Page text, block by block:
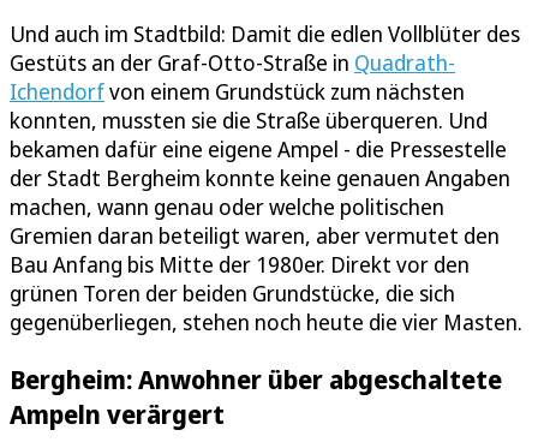
Und auch im Stadtbild: Damit die edlen Vollblüter des
Gestüts an der Graf-Otto-Straße in Quadrath-
Ichendorfvon einem Grundstück zum nächsten
konnten, mussten sie die Straße überqueren. Und
bekamen dafür eine eigene Ampel - die Pressestelle
der Stadt Bergheim konnte keine genauen Angaben
machen, wann genau oder welche politischen
Gremien daran beteiligt waren, aber vermutet den
Bau Anfang bis Mitte der 1980er. Direkt vor den
grünen Toren der beiden Grundstücke, die sich
gegenüberliegen, stehen noch heute die vier Masten.
Bergheim: Anwohner über abgeschaltete
Ampeln verärgert